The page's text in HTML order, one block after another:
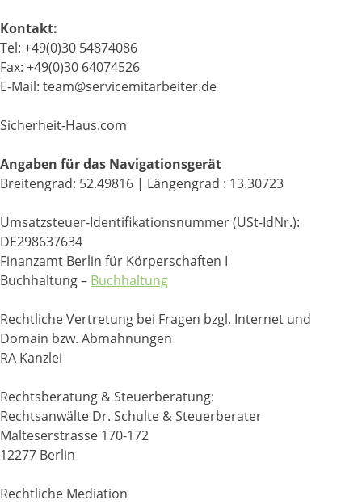
Kontakt:
Tel: +49(0)30 54874086
Fax: +49(0)30 64074526
E-Mail: team@servicemitarbeiter.de
Sicherheit-Haus.com
Angaben für das Navigationsgerät
Breitengrad: 52.49816 | Längengrad : 13.30723
Umsatzsteuer-Identifikationsnummer (USt-IdNr.):
DE298637634
Finanzamt Berlin für Körperschaften I
Buchhaltung – Buchhaltung
Rechtliche Vertretung bei Fragen bzgl. Internet und
Domain bzw. Abmahnungen
RA Kanzlei
Rechtsberatung & Steuerberatung:
Rechtsanwälte Dr. Schulte & Steuerberater
Malteserstrasse 170-172
12277 Berlin
Rechtliche Mediation